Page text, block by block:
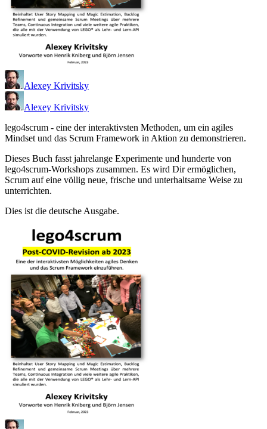
Alexey Krivitsky
Alexey Krivitsky
lego4scrum - eine der interaktivsten Methoden, um ein agiles
Mindset und das Scrum Framework in Aktion zu demonstrieren.
Dieses Buch fasst jahrelange Experimente und hunderte von
lego4scrum-Workshops zusammen. Es wird Dir ermöglichen,
Scrum auf eine völlig neue, frische und unterhaltsame Weise zu
unterrichten.
Dies ist die deutsche Ausgabe.